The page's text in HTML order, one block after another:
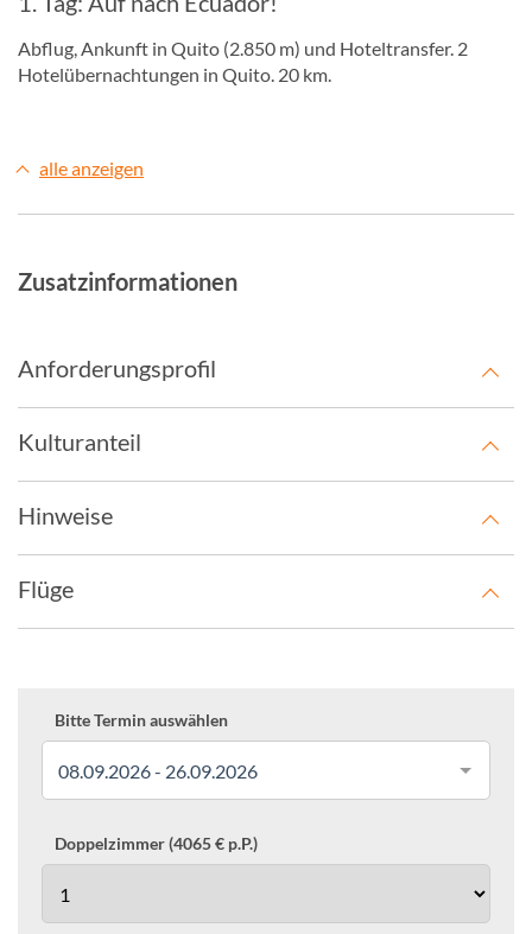
Abflug, Ankunft in Quito (2.850 m) und Hoteltransfer. 2
Hotelübernachtungen in Quito. 20 km.
alle anzeigen
Zusatzinformationen
Anforderungsprofil
Kulturanteil
Hinweise
Flüge
Bitte Termin auswählen
08.09.2026 - 26.09.2026
Doppelzimmer (4065 € p.P.)